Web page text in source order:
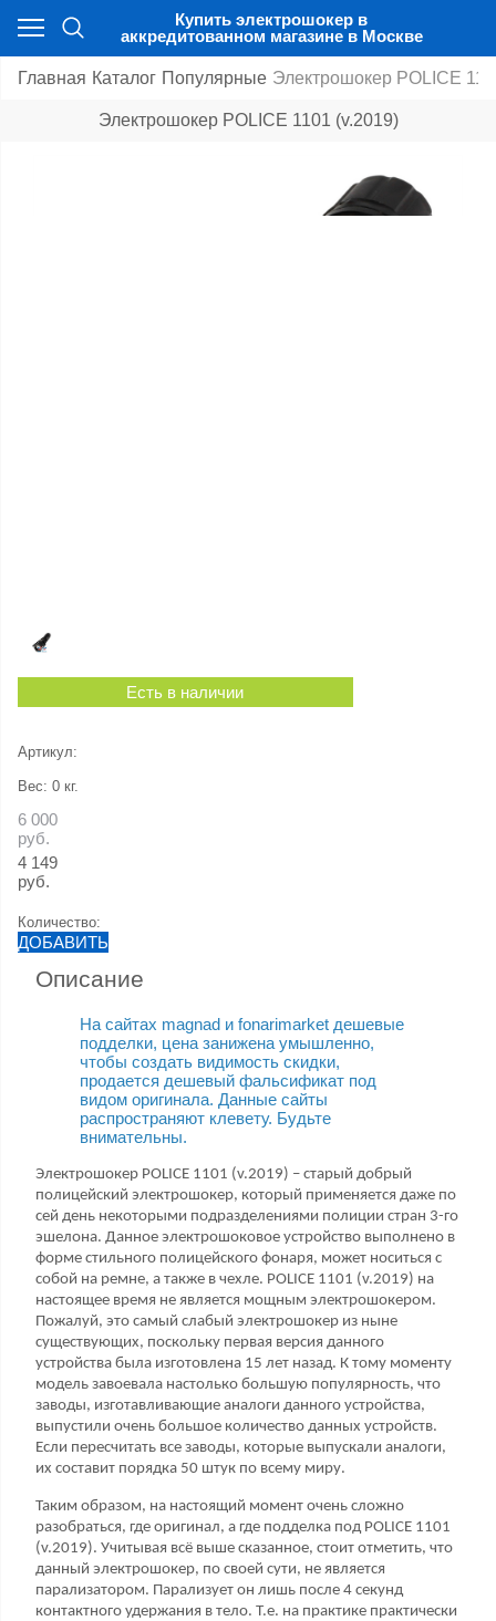
Купить электрошокер в
аккредитованном магазине в Москве
Главная Каталог Популярные Электрошокер POLICE
Электрошокер POLICE 1101 (v.2019)
Есть в наличии
Артикул:
Вес: 0 кг.
6 000
руб.
4 149
руб.
Количество:
ДОБАВИТЬ
Описание
На сайтах magnad и fonarimarket дешевые
подделки, цена занижена умышленно,
чтобы создать видимость скидки,
продается дешевый фальсификат под
видом оригинала. Данные сайты
распространяют клевету. Будьте
внимательны.
Электрошокер POLICE 1101 (v.2019) – старый добрый
полицейский электрошокер, который применяется даже по
сей день некоторыми подразделениями полиции стран 3-го
эшелона. Данное электрошоковое устройство выполнено в
форме стильного полицейского фонаря, может носиться с
собой на ремне, а также в чехле. POLICE 1101 (v.2019) на
настоящее время не является мощным электрошокером.
Пожалуй, это самый слабый электрошокер из ныне
существующих, поскольку первая версия данного
устройства была изготовлена 15 лет назад. К тому моменту
модель завоевала настолько большую популярность, что
заводы, изготавливающие аналоги данного устройства,
выпустили очень большое количество данных устройств.
Если пересчитать все заводы, которые выпускали аналоги,
их составит порядка 50 штук по всему миру.
Таким образом, на настоящий момент очень сложно
разобраться, где оригинал, а где подделка под POLICE 1101
(v.2019). Учитывая всё выше сказанное, стоит отметить, что
данный электрошокер, по своей сути, не является
парализатором. Парализует он лишь после 4 секунд
контактного удержания в тело. Т.е. на практике практически